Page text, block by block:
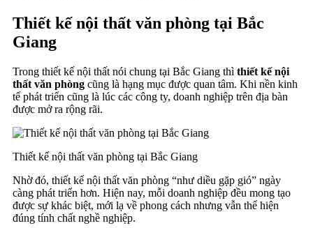
Thiết kế nội thất văn phòng tại Bắc
Giang
Trong thiết kế nội thất nói chung tại Bắc Giang thì thiết kế nội
thất văn phòng cũng là hạng mục được quan tâm. Khi nền kinh
tế phát triển cũng là lúc các công ty, doanh nghiệp trên địa bàn
được mở ra rộng rãi.
Thiết kế nội thất văn phòng tại Bắc Giang
Nhờ đó, thiết kế nội thất văn phòng “như diều gặp gió” ngày
càng phát triển hơn. Hiện nay, mỗi doanh nghiệp đều mong tạo
được sự khác biệt, mới lạ về phong cách nhưng vẫn thể hiện
đúng tính chất nghề nghiệp.